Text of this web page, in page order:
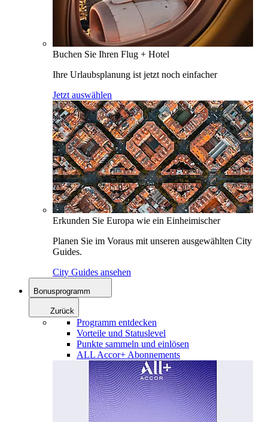
Buchen Sie Ihren Flug + Hotel
Ihre Urlaubsplanung ist jetzt noch einfacher
Jetzt auswählen
Erkunden Sie Europa wie ein Einheimischer
Planen Sie im Voraus mit unseren ausgewählten City
Guides.
City Guides ansehen
Bonusprogramm
Zurück
Programm entdecken
Vorteile und Statuslevel
Punkte sammeln und einlösen
ALL Accor+ Abonnements